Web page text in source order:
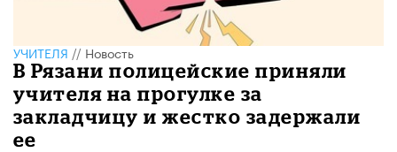
УЧИТЕЛЯ//Новость
В Рязани полицейские приняли
учителя на прогулке за
закладчицу и жестко задержали
ее